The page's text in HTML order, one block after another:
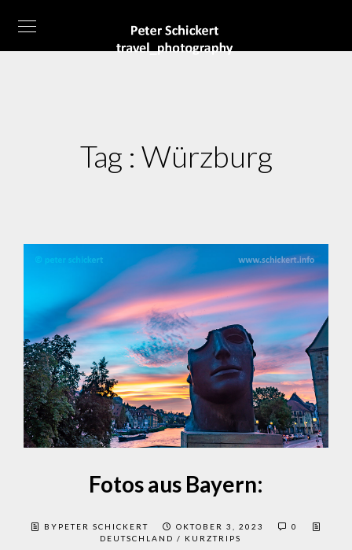
Tag : Würzburg
Fotos aus Bayern:
BYPETER SCHICKERT OKTOBER 3, 2023
0
DEUTSCHLAND / KURZTRIPS